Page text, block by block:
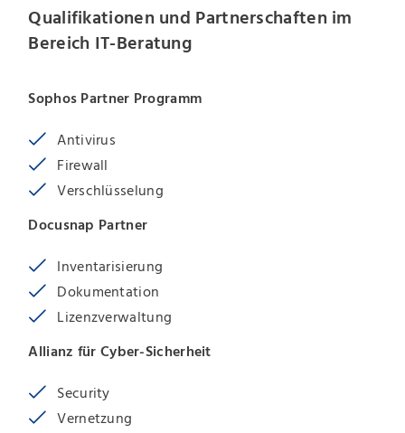
Qualifikationen und Partnerschaften im
Bereich IT-Beratung
Sophos Partner Programm
Antivirus
Firewall
Verschlüsselung
Docusnap Partner
Inventarisierung
Dokumentation
Lizenzverwaltung
Allianz für Cyber-Sicherheit
Security
Vernetzung